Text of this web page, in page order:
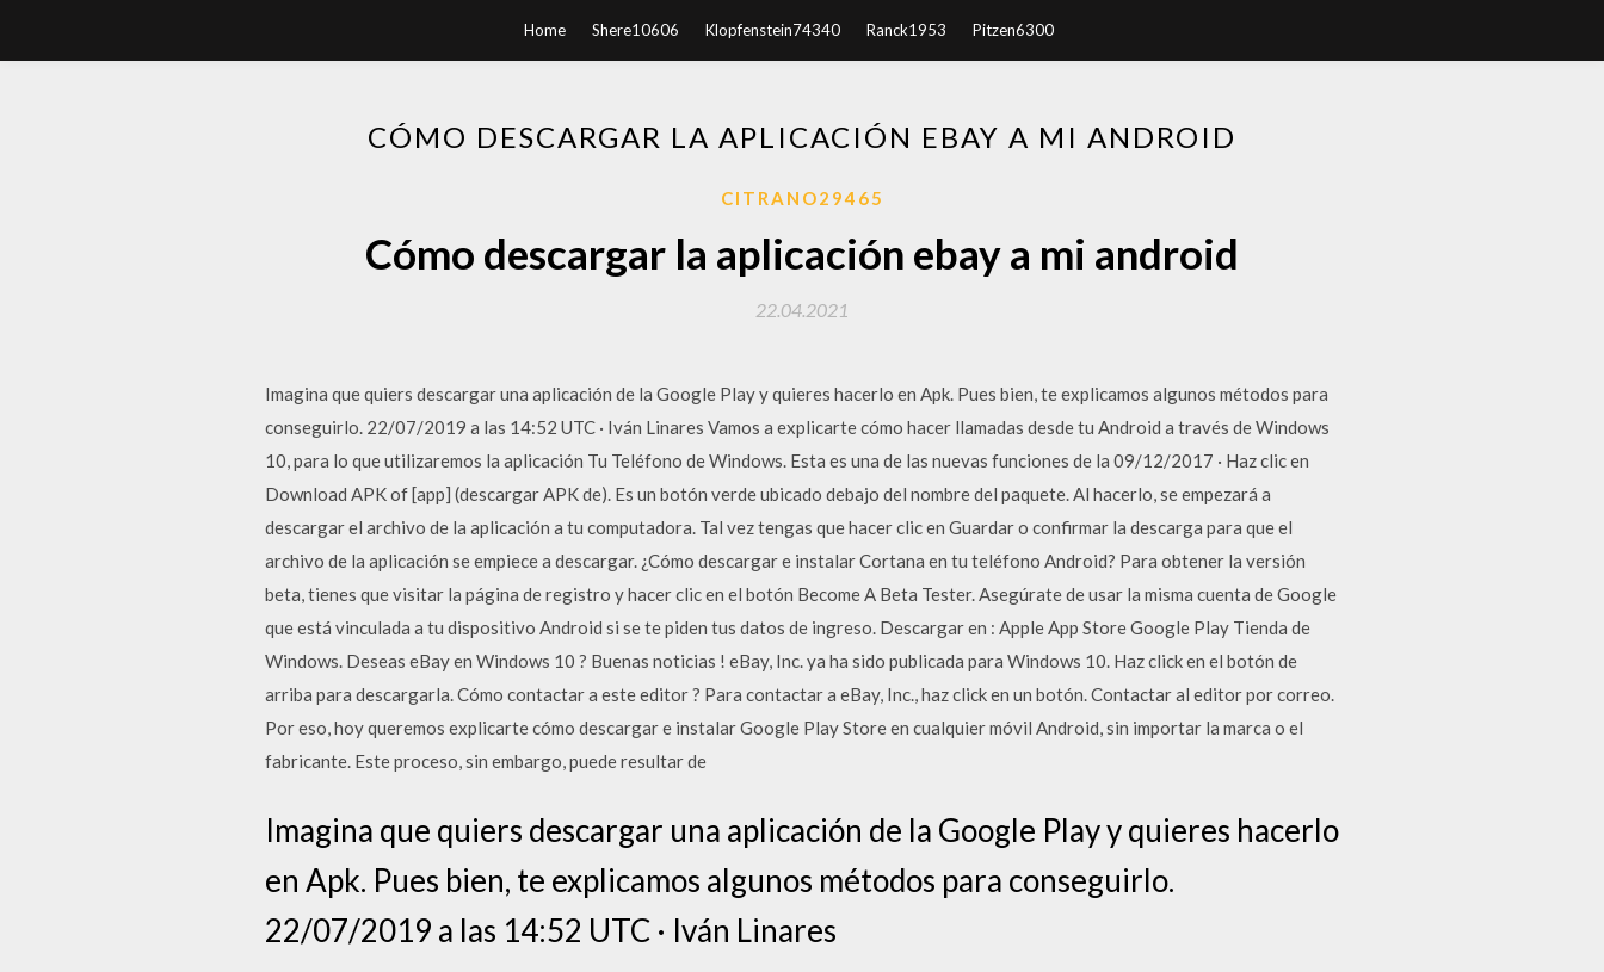
Home Shere10606 Klopfenstein74340 Ranck1953 Pitzen6300
CÓMO DESCARGAR LA APLICACIÓN EBAY A MI ANDROID
CITRANO29465
Cómo descargar la aplicación ebay a mi android
22.04.2021
Imagina que quiers descargar una aplicación de la Google Play y quieres hacerlo en Apk. Pues bien, te explicamos algunos métodos para
conseguirlo. 22/07/2019 a las 14:52 UTC · Iván Linares Vamos a explicarte cómo hacer llamadas desde tu Android a través de Windows
10, para lo que utilizaremos la aplicación Tu Teléfono de Windows. Esta es una de las nuevas funciones de la 09/12/2017 · Haz clic en
Download APK of [app] (descargar APK de). Es un botón verde ubicado debajo del nombre del paquete. Al hacerlo, se empezará a
descargar el archivo de la aplicación a tu computadora. Tal vez tengas que hacer clic en Guardar o confirmar la descarga para que el
archivo de la aplicación se empiece a descargar. ¿Cómo descargar e instalar Cortana en tu teléfono Android? Para obtener la versión
beta, tienes que visitar la página de registro y hacer clic en el botón Become A Beta Tester. Asegúrate de usar la misma cuenta de Google
que está vinculada a tu dispositivo Android si se te piden tus datos de ingreso. Descargar en : Apple App Store Google Play Tienda de
Windows. Deseas eBay en Windows 10 ? Buenas noticias ! eBay, Inc. ya ha sido publicada para Windows 10. Haz click en el botón de
arriba para descargarla. Cómo contactar a este editor ? Para contactar a eBay, Inc., haz click en un botón. Contactar al editor por correo.
Por eso, hoy queremos explicarte cómo descargar e instalar Google Play Store en cualquier móvil Android, sin importar la marca o el
fabricante. Este proceso, sin embargo, puede resultar de
Imagina que quiers descargar una aplicación de la Google Play y quieres hacerlo
en Apk. Pues bien, te explicamos algunos métodos para conseguirlo.
22/07/2019 a las 14:52 UTC · Iván Linares